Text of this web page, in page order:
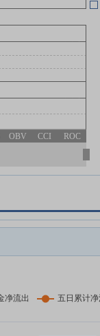
OBV CCI ROC